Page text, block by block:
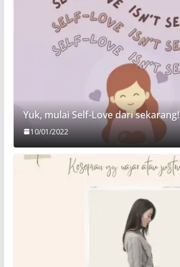
Yuk, mulai Self-Love dari sekarang!
10/01/2022